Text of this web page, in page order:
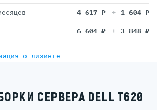
4 617 ₽ 1 604 ₽
6 604 ₽ 3 848 ₽
о лизинге
СЕРВЕРА DELL T620